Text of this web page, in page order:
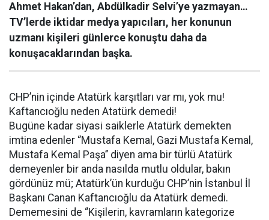
Ahmet Hakan’dan, Abdülkadir Selvi’ye yazmayan…
TV’lerde iktidar medya yapıcıları, her konunun
uzmanı kişileri günlerce konuştu daha da
konuşacaklarından başka.
CHP’nin içinde Atatürk karşıtları var mı, yok mu!
Kaftancıoğlu neden Atatürk demedi!
Bugüne kadar siyasi saiklerle Atatürk demekten
imtina edenler ‘’Mustafa Kemal, Gazi Mustafa Kemal,
Mustafa Kemal Paşa’’ diyen ama bir türlü Atatürk
demeyenler bir anda nasılda mutlu oldular, bakın
gördünüz mü; Atatürk’ün kurduğu CHP’nin İstanbul İl
Başkanı Canan Kaftancıoğlu da Atatürk demedi.
Dememesini de ‘’Kişilerin, kavramların kategorize